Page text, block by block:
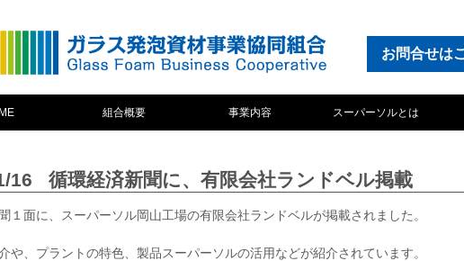
お問合せは
組合概要 事業内容 スーパーソルとは
16 循環経済新聞に、有限会社ランドベル掲載
１面に、スーパーソル岡山工場の有限会社ランドベルが掲載されました。
や、プラントの特色、製品スーパーソルの活用などが紹介されています。